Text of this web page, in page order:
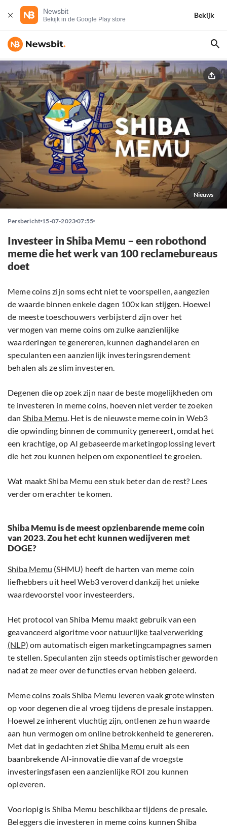
Newsbit
Bekijk in de Google Play store
Bekijk
Nieuws
Persbericht 15-07-2023 07:55
Investeer in Shiba Memu – een robothond
meme die het werk van 100 reclamebureaus
doet
Meme coins zijn soms echt niet te voorspellen, aangezien
de waarde binnen enkele dagen 100x kan stijgen. Hoewel
de meeste toeschouwers verbijsterd zijn over het
vermogen van meme coins om zulke aanzienlijke
waarderingen te genereren, kunnen daghandelaren en
speculanten een aanzienlijk investeringsrendement
behalen als ze slim investeren.
Degenen die op zoek zijn naar de beste mogelijkheden om
te investeren in meme coins, hoeven niet verder te zoeken
dan Shiba Memu. Het is de nieuwste meme coin in Web3
die opwinding binnen de community genereert, omdat het
een krachtige, op AI gebaseerde marketingoplossing levert
die het zou kunnen helpen om exponentieel te groeien.
Wat maakt Shiba Memu een stuk beter dan de rest? Lees
verder om erachter te komen.
Shiba Memu is de meest opzienbarende meme coin
van 2023. Zou het echt kunnen wedijveren met
DOGE?
Shiba Memu (SHMU) heeft de harten van meme coin
liefhebbers uit heel Web3 veroverd dankzij het unieke
waardevoorstel voor investeerders.
Het protocol van Shiba Memu maakt gebruik van een
geavanceerd algoritme voor natuurlijke taalverwerking
(NLP) om automatisch eigen marketingcampagnes samen
te stellen. Speculanten zijn steeds optimistischer geworden
nadat ze meer over de functies ervan hebben geleerd.
Meme coins zoals Shiba Memu leveren vaak grote winsten
op voor degenen die al vroeg tijdens de presale instappen.
Hoewel ze inherent vluchtig zijn, ontlenen ze hun waarde
aan hun vermogen om online betrokkenheid te genereren.
Met dat in gedachten zietShiba Memu eruit als een
baanbrekende AI-innovatie die vanaf de vroegste
investeringsfasen een aanzienlijke ROI zou kunnen
opleveren.
Voorlopig is Shiba Memu beschikbaar tijdens de presale.
Beleggers die investeren in meme coins kunnen Shiba